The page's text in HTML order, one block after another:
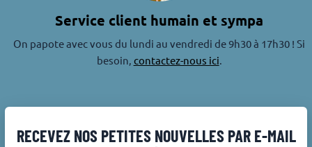
Service client humain et sympa
On papote avec vous du lundi au vendredi de 9h30 à 17h30 ! Si
besoin, contactez-nous ici.
RECEVEZ NOS PETITES NOUVELLES PAR E-MAIL